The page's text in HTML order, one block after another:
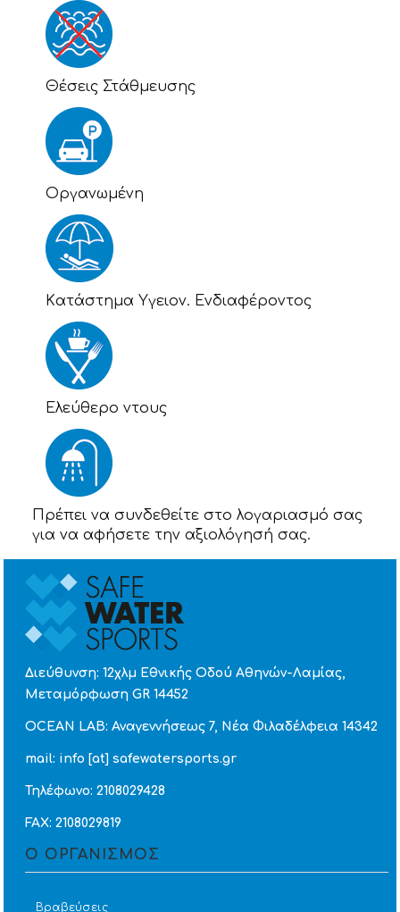
Θέσεις Στάθμευσης
Οργανωμένη
Kατάστημα Υγειον. Ενδιαφέροντος
Eλεύθερο ντους
Πρέπει να συνδεθείτε στο λογαριασμό σας
για να αφήσετε την αξιολόγησή σας.
Διεύθυνση: 12χλμ Εθνικής Οδού Αθηνών-Λαμίας,
Μεταμόρφωση GR 14452
OCEAN LAB: Αναγεννήσεως 7, Νέα Φιλαδέλφεια 14342
mail: info [at] safewatersports.gr
Τηλέφωνο: 2108029428
FAX: 2108029819
Ο ΟΡΓΑΝΙΣΜΟΣ
Βραβεύσεις